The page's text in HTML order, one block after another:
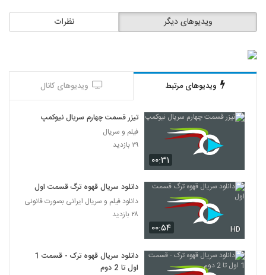
نظرات ویدیوهای دیگر
ویدیوهای مرتبط ویدیوهای کانال
۰۰:۳۱
تیزر قسمت چهارم سریال نیوکمپ
فیلم و سریال
۲۹ بازدید
۰۰:۵۴ HD
دانلود سریال قهوه ترگ قسمت اول
دانلود فیلم و سریال ایرانی بصورت قانونی
۲۸ بازدید
دانلود سریال قهوه ترک - قسمت 1
اول تا 2 دوم